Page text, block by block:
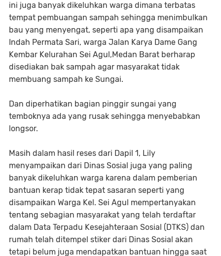
ini juga banyak dikeluhkan warga dimana terbatas
tempat pembuangan sampah sehingga menimbulkan
bau yang menyengat, seperti apa yang disampaikan
Indah Permata Sari, warga Jalan Karya Dame Gang
Kembar Kelurahan Sei Agul,Medan Barat berharap
disediakan bak sampah agar masyarakat tidak
membuang sampah ke Sungai.
Dan diperhatikan bagian pinggir sungai yang
temboknya ada yang rusak sehingga menyebabkan
longsor.
Masih dalam hasil reses dari Dapil 1, Lily
menyampaikan dari Dinas Sosial juga yang paling
banyak dikeluhkan warga karena dalam pemberian
bantuan kerap tidak tepat sasaran seperti yang
disampaikan Warga Kel. Sei Agul mempertanyakan
tentang sebagian masyarakat yang telah terdaftar
dalam Data Terpadu Kesejahteraan Sosial (DTKS) dan
rumah telah ditempel stiker dari Dinas Sosial akan
tetapi belum juga mendapatkan bantuan hingga saat